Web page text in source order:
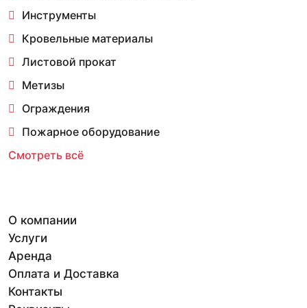
Инструменты
Кровельные материалы
Листовой прокат
Метизы
Ограждения
Пожарное оборудование
Смотреть всё
О компании
Услуги
Аренда
Оплата и Доставка
Контакты